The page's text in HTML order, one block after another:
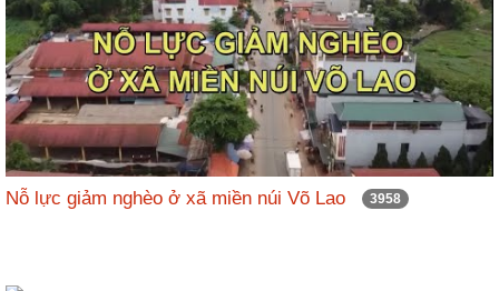
Nỗ lực giảm nghèo ở xã miền núi Võ Lao 3958